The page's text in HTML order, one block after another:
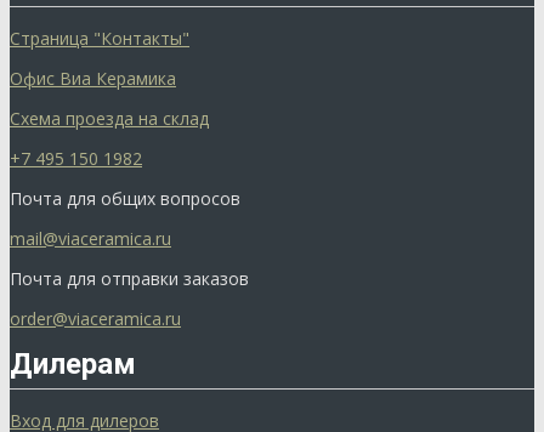
Страница "Контакты"
Офис Виа Керамика
Схема проезда на склад
+7 495 150 1982
Почта для общих вопросов
mail@viaceramica.ru
Почта для отправки заказов
order@viaceramica.ru
Дилерам
Вход для дилеров